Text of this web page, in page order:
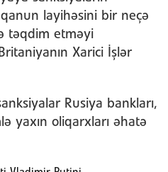
layihəsini bir neçə
təqdim etməyi
Xarici İşlər
Rusiya bankları,
yaxın oliqarxları əhatə